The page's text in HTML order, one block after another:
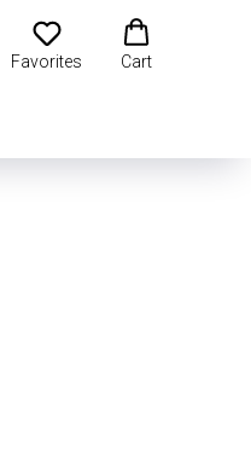
Favorites Cart